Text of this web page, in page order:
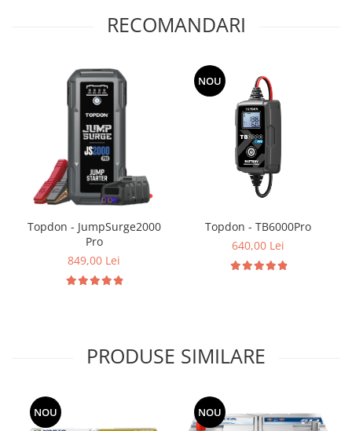
RECOMANDARI
Topdon - JumpSurge2000
Pro
849,00 Lei
NOU
Topdon - TB6000Pro
640,00 Lei
PRODUSE SIMILARE
NOU NOU